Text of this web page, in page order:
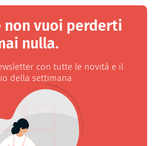
non vuoi perderti
nulla.
con tutte le novità e il
della settimana